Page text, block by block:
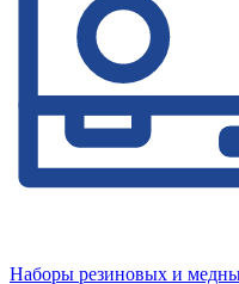
Наборы резиновых и